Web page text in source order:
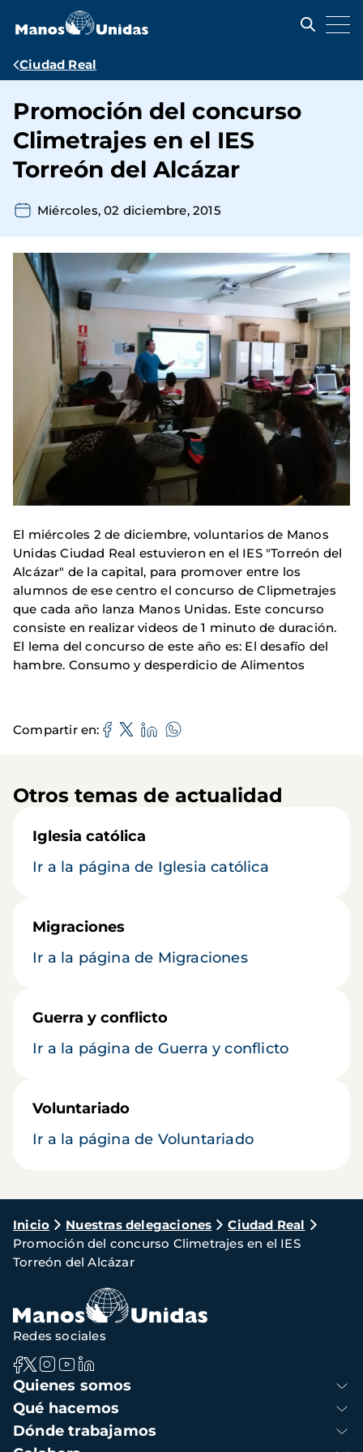
contenido
Ruta
navegación
Ciudad Real
Promoción del concurso
Climetrajes en el IES
Torreón del Alcázar
Miércoles, 02 diciembre, 2015
El miércoles 2 de diciembre, voluntarios de Manos
Unidas Ciudad Real estuvieron en el IES "Torreón del
Alcázar" de la capital, para promover entre los
alumnos de ese centro el concurso de Clipmetrajes
que cada año lanza Manos Unidas. Este concurso
consiste en realizar videos de 1 minuto de duración.
El lema del concurso de este año es: El desafío del
hambre. Consumo y desperdicio de Alimentos
Compartir en
Otros temas de actualidad
Iglesia católica
Ir a la página de Iglesia católica
Migraciones
Ir a la página de Migraciones
Guerra y conflicto
Ir a la página de Guerra y conflicto
Voluntariado
Ir a la página de Voluntariado
Ruta
de
navegación
Inicio Nuestras delegaciones
Ciudad Real
Promoción del concurso Climetrajes en el IES
Torreón del Alcázar
Navegación
principal
Quienes somos
Qué hacemos
Dónde trabajamos
Redes sociales